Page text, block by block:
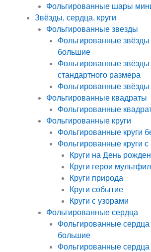
Фольгированные шары
Звёзды, сердца, круги
Фольгированные звезды
Фольгированные звёзды
большие
Фольгированные звёзды
стандартного размера
Фольгированные звёзды
Фольгированные квадраты
Фольгированные
Фольгированные круги
Фольгированные круги
Фольгированные круги с
Круги на День
Круги герои
Круги природа
Круги событие
Круги с узорами
Фольгированные сердца
Фольгированные сердца
большие
Фольгированные сердца